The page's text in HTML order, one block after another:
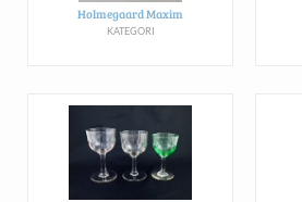
Holmegaard Maxim
KATEGORI